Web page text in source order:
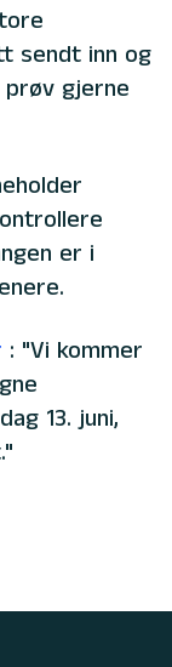
sendt inn og
prøv gjerne
er i
: "Vi kommer
13. juni,